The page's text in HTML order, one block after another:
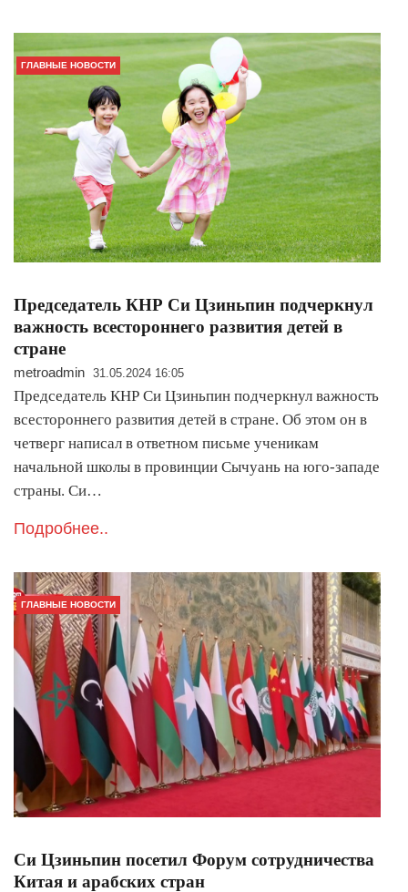
ГЛАВНЫЕ НОВОСТИ
Председатель КНР Си Цзиньпин подчеркнул
важность всестороннего развития детей в
стране
metroadmin 31.05.2024 16:05
Председатель КНР Си Цзиньпин подчеркнул важность
всестороннего развития детей в стране. Об этом он в
четверг написал в ответном письме ученикам
начальной школы в провинции Сычуань на юго-западе
страны. Си…
Подробнее..
ГЛАВНЫЕ НОВОСТИ
Си Цзиньпин посетил Форум сотрудничества
Китая и арабских стран